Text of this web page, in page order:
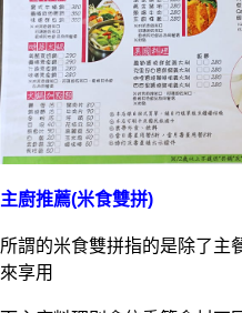
主廚推薦(米食雙拼)
所謂的米食雙拼指的是除了主
來享用